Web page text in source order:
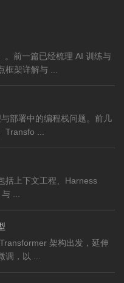
。前一篇已经梳理 AI 训练与
架详解与 ...
部署中的编程栈问题。前几
...
括上下文工程、Harness
...
架构出发，延伸
，以 ...